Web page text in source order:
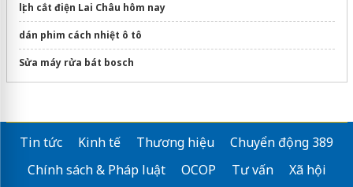
lịch cắt điện Lai Châu hôm nay
dán phim cách nhiệt ô tô
Sửa máy rửa bát bosch
Tin tức Kinh tế Thương hiệu
Chuyển động 389
Chính sách & Pháp luật
OCOP Tư vấn
Xã hội